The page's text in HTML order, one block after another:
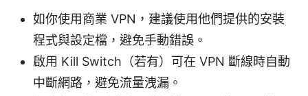
如你使用商業 VPN，建議使用他們提供的安裝
程式與設定檔，避免手動錯誤。
啟用 Kill Switch（若有）可在 VPN 斷線時自動
中斷網路，避免流量洩漏。